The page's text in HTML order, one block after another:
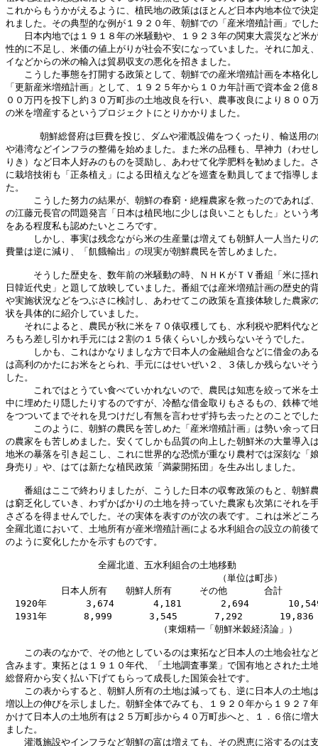
これからもうかがえるように、植民地の政策はほとんど日本内地本位で決
れました。その典型的な例が１９２０年、朝鮮での「産米増殖計画」でし
日本内地では１９１８年の米騒動や、１９２３年の関東大震災など米
性的に不足し、米価の値上がりが社会不安になっていました。それに加え
イなどからの米の輸入は貿易収支の悪化を招きました。
こうした事態を打開する政策として、朝鮮での産米増殖計画を本格化
「更新産米増殖計画」として、１９２５年から１０カ年計画で資本金２億
００万円を投下し約３０万町歩の土地改良を行い、農事改良により８００
の米を増産するというプロジェクトにとりかかりました。
朝鮮総督府は巨費を投じ、ダムや灌漑設備をつくったり、輸送用
や港湾などインフラの整備を始めました。また米の品種も、早神力（わせ
りき）など日本人好みのものを奨励し、あわせて化学肥料を勧めました。
に栽培技術も「正条植え」による田植えなどを巡査を動員してまで指導し
た。
こうした努力の結果が、朝鮮の春窮・絶糧農家を救ったのであれば
の江藤元長官の問題発言「日本は植民地に少しは良いこともした」という
をある程度私も認めたいところです。
しかし、事実は残念ながら米の生産量は増えても朝鮮人一人当たり
費量は逆に減り、「飢餓輸出」の現実が朝鮮農民を苦しめました。
そうした歴史を、数年前の米騒動の時、ＮＨＫがＴＶ番組「米に揺
日韓近代史」と題して放映していました。番組では産米増殖計画の歴史的
や実施状況などをつぶさに検討し、あわせてこの政策を直接体験した農家
状を具体的に紹介していました。
それによると、農民が秋に米を７０俵収穫しても、水利税や肥料代な
ろもろ差し引かれ手元には２割の１５俵くらいしか残らないそうでした。
しかも、これはかなりましな方で日本人の金融組合などに借金のあ
は高利のかたにお米をとられ、手元にはせいぜい２、３俵しか残らないそ
した。
これではとうてい食べていかれないので、農民は知恵を絞って米を
中に埋めたり隠したりするのですが、冷酷な借金取りもさるもの、鉄棒で
をつついてまでそれを見つけだし有無を言わせず持ち去ったとのことでし
このように、朝鮮の農民を苦しめた「産米増殖計画」は勢い余って
の農家をも苦しめました。安くてしかも品質の向上した朝鮮米の大量導入
地米の暴落を引き起こし、これに世界的な恐慌が重なり農村では深刻な「
身売り」や、はては新たな植民政策「満蒙開拓団」を生み出しました。
番組はここで終わりましたが、こうした日本の収奪政策のもと、朝鮮
は窮乏化していき、わずかばかりの土地を持っていた農家も次第にそれを
さざるを得ませんでした。その実体を表すのが次の表です。これは米どこ
全羅北道において、土地所有が産米増殖計画による水利組合の設立の前後
のように変化したかを示すものです。
全羅北道、五水利組合の土地移動
（単位は町歩）
日本人所有　　朝鮮人所有　　　その他　　　　合計
1920年  　　　3,674　　  　4,181　　　  2,694　　　
1931年　　　　8,999　　　　3,545　　　　7,292　　　　19,836
                           （東畑精一「朝鮮米穀経済論」）
この表のなかで、その他としているのは東拓など日本人の土地会社な
含みます。東拓とは１９１０年代、「土地調査事業」で国有地とされた土
総督府から安く払い下げてもらって成長した国策会社です。
この表からすると、朝鮮人所有の土地は減っても、逆に日本人の土地
増以上の伸びを示しました。朝鮮全体でみても、１９２０年から１９２７
かけて日本人の土地所有は２５万町歩から４０万町歩へと、１．６倍に増
ました。
灌漑施設やインフラなど朝鮮の富は増えても、その恩恵に浴するのは